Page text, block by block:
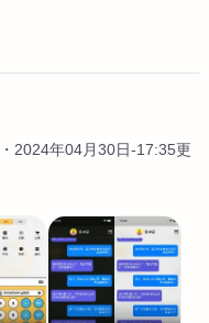
2024年04月30日-17:35更